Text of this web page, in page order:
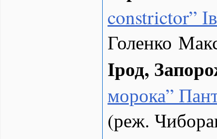
constrictor”
Голенко
Ірод,
морока”
(реж.